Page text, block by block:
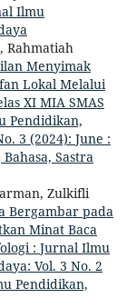
Ilmu
Rahmatiah
Menyimak
Lokal Melalui
XI MIA SMAS
Pendidikan,
3 (2024): June :
Sastra
Zulkifli
Bergambar pada
Minat Baca
: Jurnal Ilmu
Vol. 3 No. 2
Pendidikan,